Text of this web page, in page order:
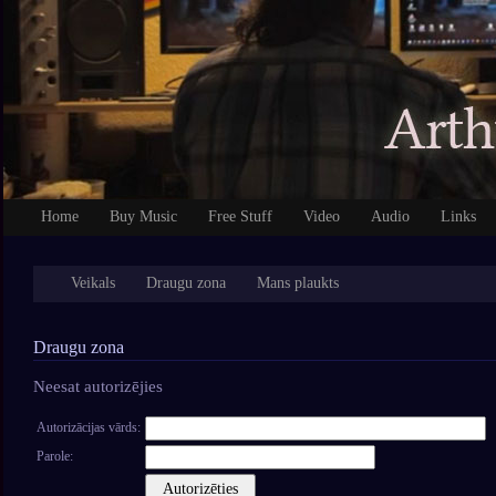
Home Buy Music Free Stuff Video Audio Links
Veikals Draugu zona Mans plaukts
Draugu zona
Neesat autorizējies
Autorizācijas vārds:
Parole: